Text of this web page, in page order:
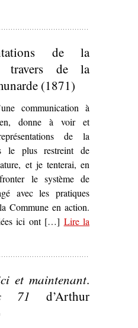
de la
travers de la
(1871)
communication à
donne à voir et
de la
le plus restreint de
et je tenterai, en
le système de
avec les pratiques
Commune en action.
ici ont […] Lire la
de la Commune au travers de
et maintenant.
71 d’Arthur